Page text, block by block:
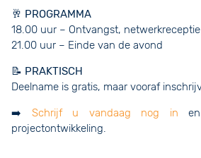
🥂 PROGRAMMA
18.00 uur – Ontvangst,
21.00 uur – Einde van de avond
📝 PRAKTISCH
Deelname is gratis, maar vooraf
➡️ Schrijf u vandaag nog in
projectontwikkeling.